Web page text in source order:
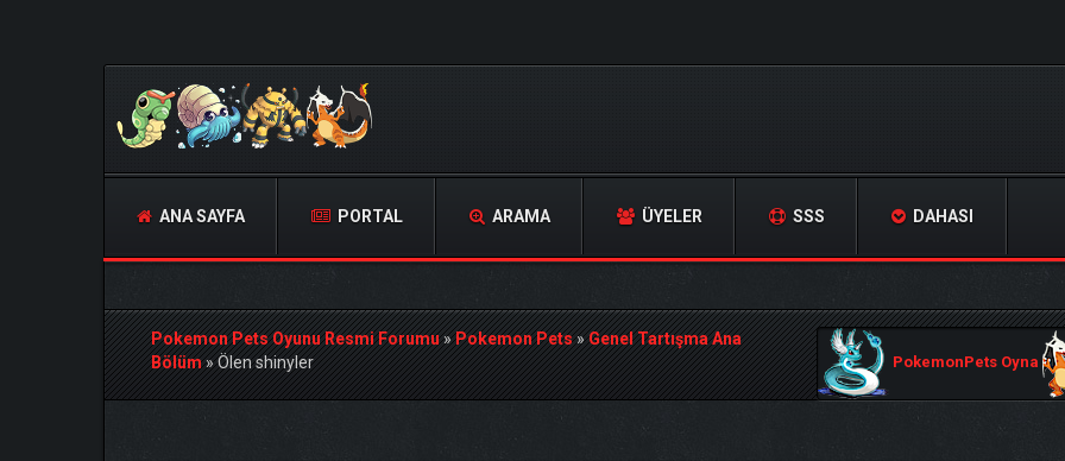
ANA SAYFA PORTAL ARAMA ÜYELER SSS DAHASI
Pokemon Pets Oyunu Resmi Forumu»Pokemon Pets»Genel Tartışma Ana
Bölüm»Ölen shinyler PokemonPets Oyna
Derecelendirme: 0/5 - 0 oy